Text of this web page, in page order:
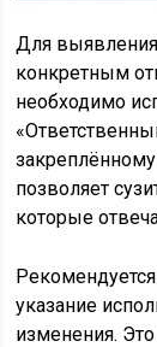
Для
конкретным
необходимо
позволяет
которые
указание
изменения.